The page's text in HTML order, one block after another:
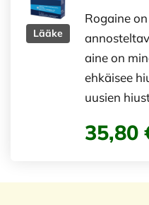
Lääke
Rogaine
aine on
ehkäisee
uusien
35,80